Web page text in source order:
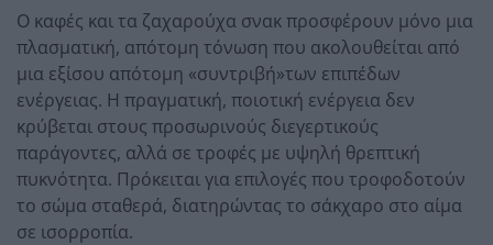
Ο καφές και τα ζαχαρούχα σνακ προσφέρουν μόνο μια
πλασματική, απότομη τόνωση που ακολουθείται από
μια εξίσου απότομη «συντριβή»των επιπέδων
ενέργειας. Η πραγματική, ποιοτική ενέργεια δεν
κρύβεται στους προσωρινούς διεγερτικούς
παράγοντες, αλλά σε τροφές με υψηλή θρεπτική
πυκνότητα. Πρόκειται για επιλογές που τροφοδοτούν
το σώμα σταθερά, διατηρώντας το σάκχαρο στο αίμα
σε ισορροπία.